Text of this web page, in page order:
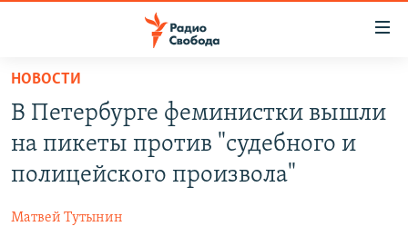
упрощенного
доступа
основному
Вернутся
ПРОГРАММЫ
ПОДКАСТЫ
АВТОРСКИЕ ПРОЕКТЫ
МНЕНИЯ
НОВОСТИ
В Петербурге феминистки вышли
на пикеты против "судебного и
полицейского произвола"
Матвей Тутынин